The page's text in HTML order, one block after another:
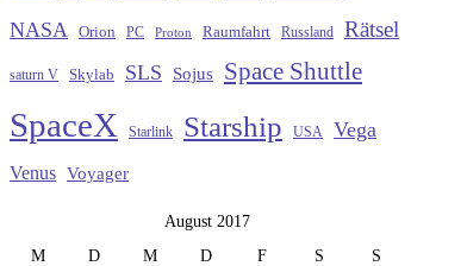
NASA Orion PC Proton Raumfahrt Russland Rätsel
saturn V Skylab SLS Sojus Space Shuttle
SpaceX Starlink Starship USA Vega
Venus Voyager
August 2017
M
D M D F S S